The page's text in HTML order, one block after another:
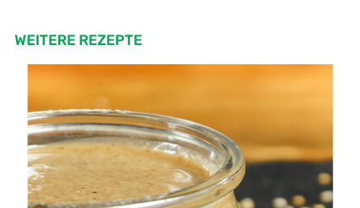
WEITERE REZEPTE